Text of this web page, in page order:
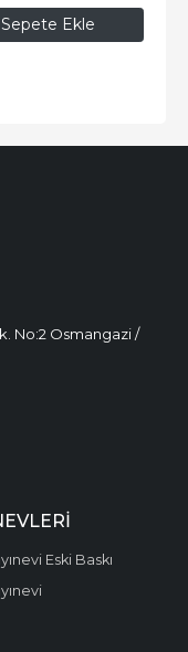
Sepete Ekle
No:2 Osmangazi /
Eski Baskı